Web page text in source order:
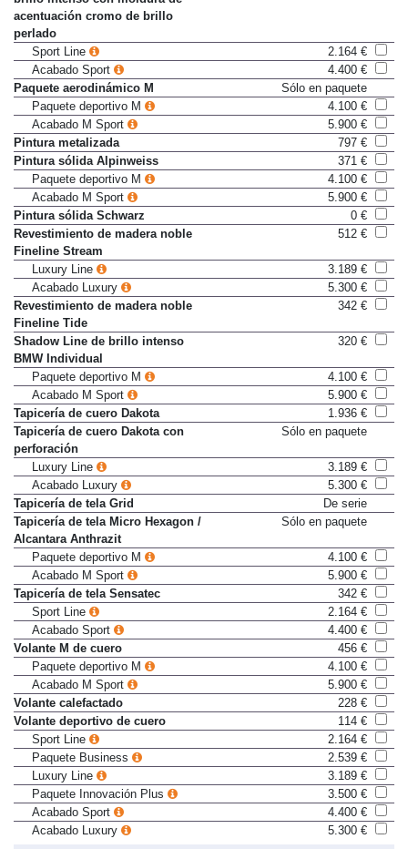
brillo intenso con moldura de
acentuación cromo de brillo
perlado
Sport Line
2.164 €
Acabado Sport
4.400 €
Paquete aerodinámico M
Sólo en paquete
Paquete deportivo M
4.100 €
Acabado M Sport
5.900 €
Pintura metalizada
797 €
Pintura sólida Alpinweiss
371 €
Paquete deportivo M
4.100 €
Acabado M Sport
5.900 €
Pintura sólida Schwarz
0 €
Revestimiento de madera noble
Fineline Stream
Luxury Line
3.189 €
Acabado Luxury
5.300 €
Revestimiento de madera noble
Fineline Tide
Shadow Line de brillo intenso
BMW Individual
Paquete deportivo M
4.100 €
Acabado M Sport
5.900 €
Tapicería de cuero Dakota
1.936 €
Tapicería de cuero Dakota con
perforación
Luxury Line
3.189 €
Acabado Luxury
5.300 €
Tapicería de tela Grid
De serie
Tapicería de tela Micro Hexagon /
Alcantara Anthrazit
Paquete deportivo M
4.100 €
Acabado M Sport
5.900 €
Tapicería de tela Sensatec
342 €
Sport Line
2.164 €
Acabado Sport
4.400 €
Volante M de cuero
456 €
Paquete deportivo M
4.100 €
Acabado M Sport
5.900 €
Volante calefactado
228 €
Volante deportivo de cuero
114 €
Sport Line
2.164 €
Paquete Business
2.539 €
Luxury Line
3.189 €
Paquete Innovación Plus
3.500 €
Acabado Sport
4.400 €